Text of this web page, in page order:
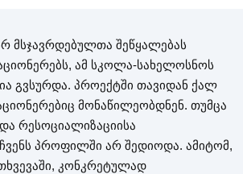
მსჯავრდებულთა შეწყალებას
ამ სკოლა-სახელოსნოს
გვსურდა. პროექტში თავიდან ქალ
მონაწილეობდნენ. თუმცა
რესოციალიზაციისა
პროფილში არ შედიოდა. ამიტომ,
კონკრეტულად